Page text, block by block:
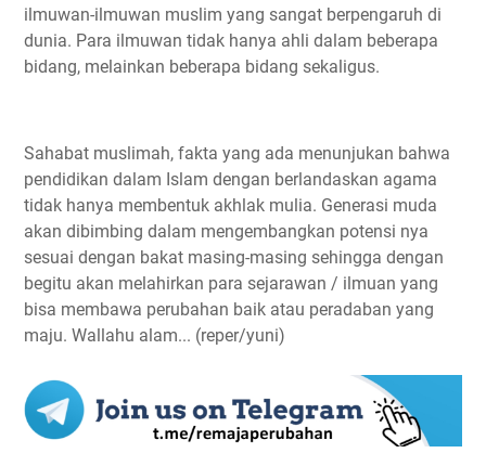
ilmuwan-ilmuwan muslim yang sangat berpengaruh di
dunia. Para ilmuwan tidak hanya ahli dalam beberapa
bidang, melainkan beberapa bidang sekaligus.
Sahabat muslimah, fakta yang ada menunjukan bahwa
pendidikan dalam Islam dengan berlandaskan agama
tidak hanya membentuk akhlak mulia. Generasi muda
akan dibimbing dalam mengembangkan potensi nya
sesuai dengan bakat masing-masing sehingga dengan
begitu akan melahirkan para sejarawan / ilmuan yang
bisa membawa perubahan baik atau peradaban yang
maju. Wallahu alam... (reper/yuni)